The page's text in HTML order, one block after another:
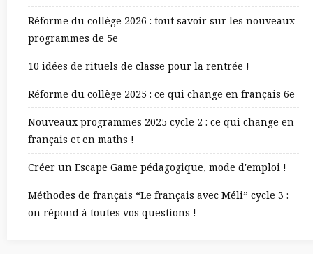
Réforme du collège 2026 : tout savoir sur les nouveaux
programmes de 5e
10 idées de rituels de classe pour la rentrée !
Réforme du collège 2025 : ce qui change en français 6e
Nouveaux programmes 2025 cycle 2 : ce qui change en
français et en maths !
Créer un Escape Game pédagogique, mode d'emploi !
Méthodes de français “Le français avec Méli” cycle 3 :
on répond à toutes vos questions !